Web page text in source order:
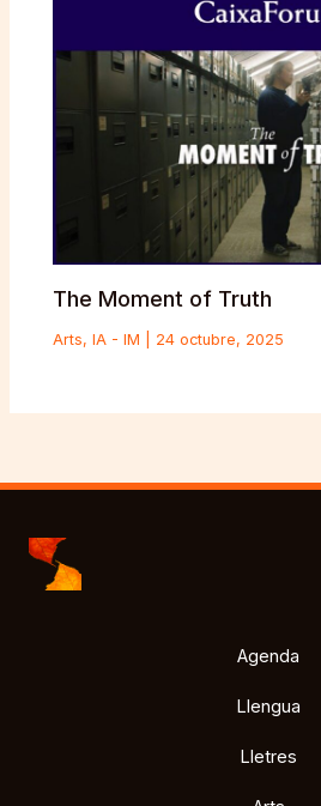
The Moment of Truth
Arts,IA - IM 24 octubre, 2025
Agenda
Llengua
Lletres